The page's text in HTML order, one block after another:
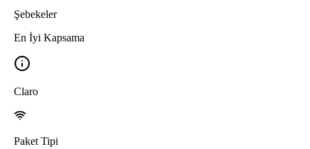
Şebekeler
En İyi Kapsama
Claro
Paket Tipi